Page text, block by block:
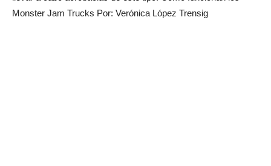
Monster Jam Trucks Por: Verónica López Trensig